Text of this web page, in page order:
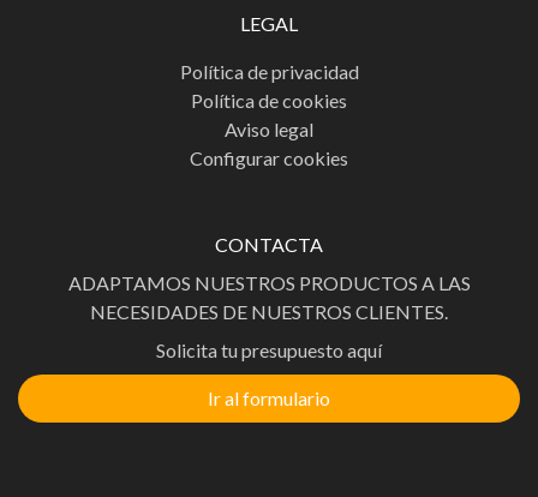
LEGAL
Política de privacidad
Política de cookies
Aviso legal
Configurar cookies
CONTACTA
ADAPTAMOS NUESTROS PRODUCTOS A LAS
NECESIDADES DE NUESTROS CLIENTES.
Solicita tu presupuesto aquí
Ir al formulario